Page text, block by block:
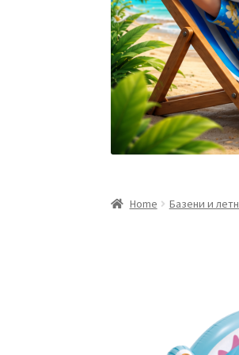
Home Базени и